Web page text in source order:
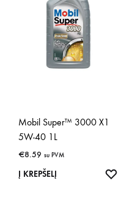
Mobil Super™ 3000 X1
5W-40 1L
€8.59 su PVM
Į KREPŠELĮ